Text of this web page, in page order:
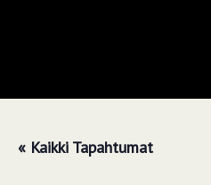
« Kaikki Tapahtumat